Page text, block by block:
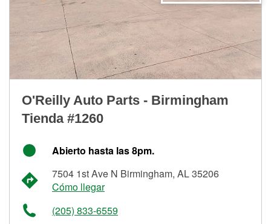
O'Reilly Auto Parts - Birmingham
Tienda #1260
Abierto hasta las 8pm.
7504 1st Ave N Birmingham, AL 35206
Cómo llegar
(205) 833-6559